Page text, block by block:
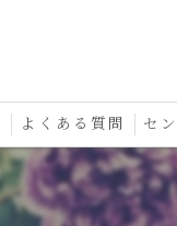
よくある質問 セ
セ